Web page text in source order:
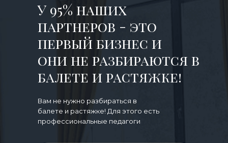
У 95% наших
партнеров - это
первый бизнес и
они не разбираются в
балете и растяжке!
Вам не нужно разбираться в
балете и растяжке! Для этого есть
профессиональные педагоги